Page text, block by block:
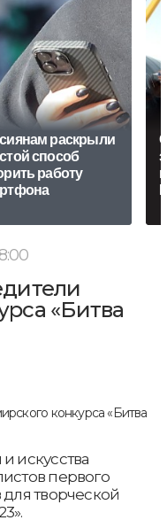
раскрыли
способ
работу
«Битва
искусства
первого
для творческой